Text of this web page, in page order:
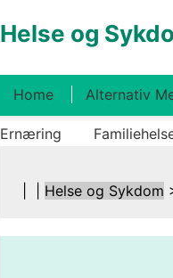
Helse og
Home Alternativ
Ernæring
Helse og Sykdom